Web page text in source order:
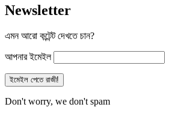
Newsletter
এমন আরো কন্টেন্ট দেখতে চান?
আপনার ইমেইল
Don't worry, we don't spam